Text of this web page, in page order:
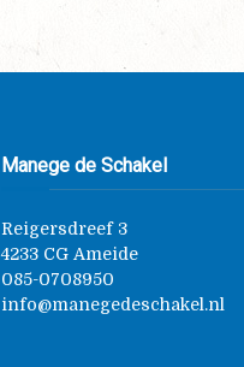
Manege de Schakel
Reigersdreef 3
4233 CG Ameide
085-0708950
info@manegedeschakel.nl